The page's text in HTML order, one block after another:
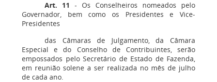
Art. 11
- Os Conselheiros nomeados pelo
Governador, bem como os Presidentes e Vice-
Presidentes
das Câmaras de Julgamento, da Câmara
Especial e do Conselho de Contribuintes, serão
empossados pelo Secretário de Estado de Fazenda,
em reunião solene a ser realizada no mês de julho
de cada ano.